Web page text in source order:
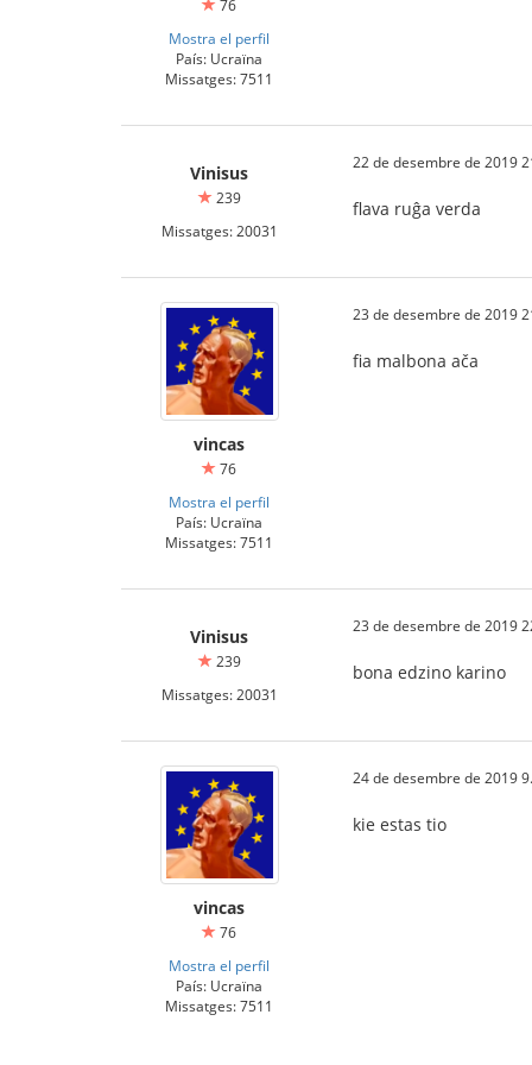
76
Mostra el perfil
País: Ucraïna
Missatges: 7511
Vinisus
239
Missatges: 20031
22 de desembre de 2019
flava ruĝa verda
vincas
76
Mostra el perfil
País: Ucraïna
Missatges: 7511
23 de desembre de 2019
fia malbona ača
Vinisus
239
Missatges: 20031
23 de desembre de 2019
bona edzino karino
vincas
76
Mostra el perfil
País: Ucraïna
Missatges: 7511
24 de desembre de 2019
kie estas tio